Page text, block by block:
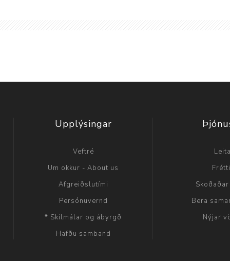
Upplýsingar
Veftré
Um okkur - About us
Afgreiðslutími
Persónuvernd
* Skilmálar og ábyrgð
Hafðu samband
Leita
Bera
Nýjar